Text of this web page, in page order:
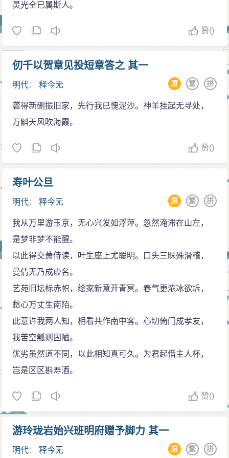
灵光全已属斯人。
赞()
仞千以贺章见投短章答之 其一
明代：释今无 拼
繁
原
砻得新硎振旧家，先行我已愧泥沙。神羊挂起无寻处，
万斛天风吹海霞。
赞()
寿叶公旦
明代：释今无 拼
繁
原
我从万里游玉京，无心兴发如浮萍。忽然淹滞在山左，
是梦非梦不能醒。
以此得交萧侍读，叶生座上尤聪明。口头三昧殊滑稽，
曼倩无乃成虚名。
艺苑旧坛标赤帜，绘家新意开青冥。春气更浓冰欲坼，
愁心万丈生南陌。
此意许我两人知，相看共作南中客。心切倚门成孝友，
我苦空瓢则固陋。
优劣虽然道不同，以此相知真可久。为君起借主人杯，
岂是区区斟寿酒。
赞()
游玲珑岩始兴班明府赠予脚力 其一
明代：释今无 拼
繁
原